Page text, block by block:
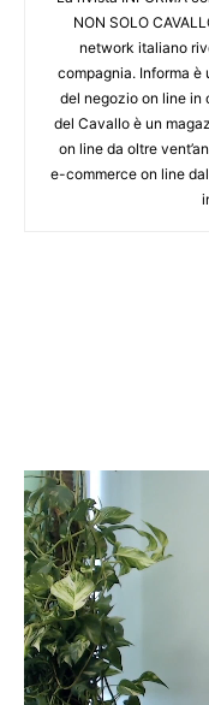
NON SOLO
network italiano
compagnia. Informa è
del negozio on line in
del Cavallo è un
on line da oltre
e-commerce on line